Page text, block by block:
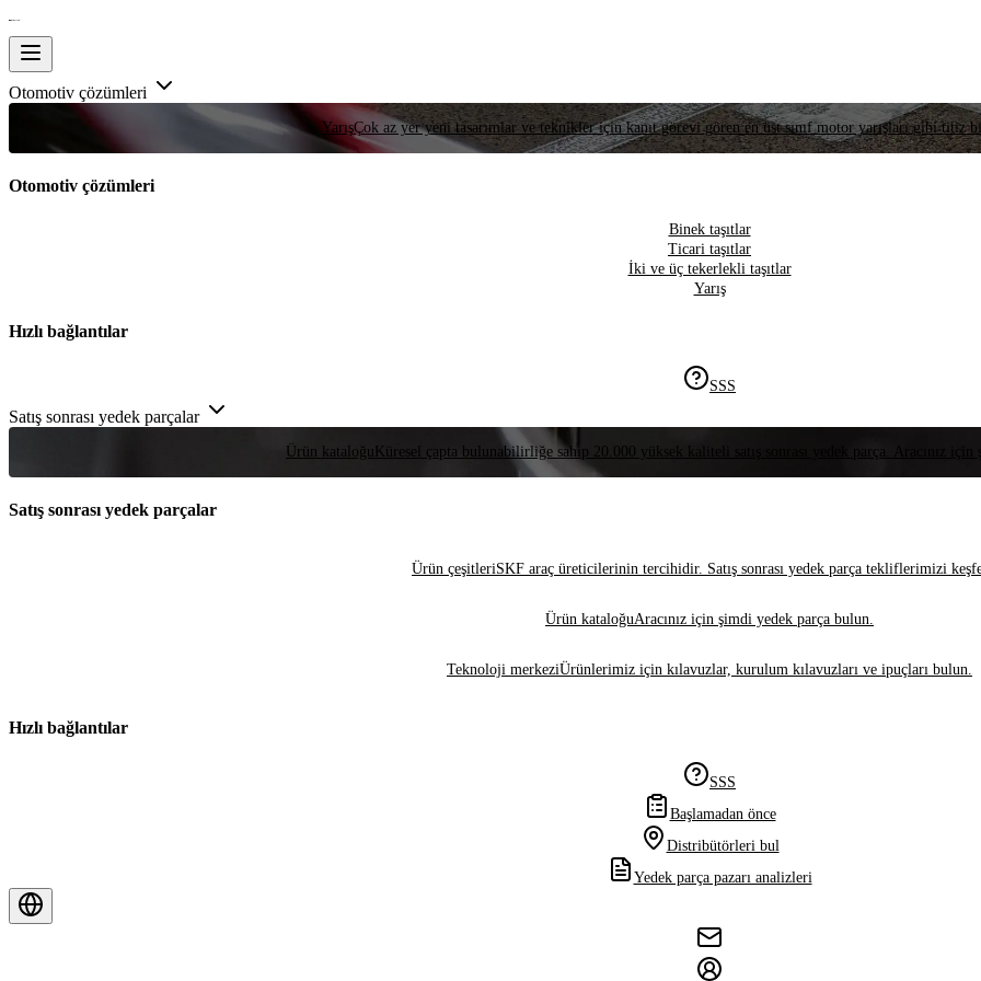
Otomotiv çözümleri
YarışÇok az yer yeni tasarımlar ve teknikler için kanıt görevi gören en üst sınıf motor yarışları gibi titiz
Otomotiv çözümleri
Binek taşıtlar
Ticari taşıtlar
İki ve üç tekerlekli taşıtlar
Yarış
Hızlı bağlantılar
SSS
Satış sonrası yedek parçalar
Ürün kataloğu Küresel çapta bulunabilirliğe sahip 20.000 yüksek kaliteli satış sonrası yedek parça. Aracınız
Satış sonrası yedek parçalar
Ürün çeşitleriSKF araç üreticilerinin tercihidir. Satış sonrası yedek parça tekliflerimizi
Ürün kataloğuAracınız için şimdi yedek parça bulun.
Teknoloji merkeziÜrünlerimiz için kılavuzlar, kurulum kılavuzları ve ipuçları bulun.
Hızlı bağlantılar
SSS
Başlamadan önce
Distribütörleri bul
Yedek parça pazarı analizleri